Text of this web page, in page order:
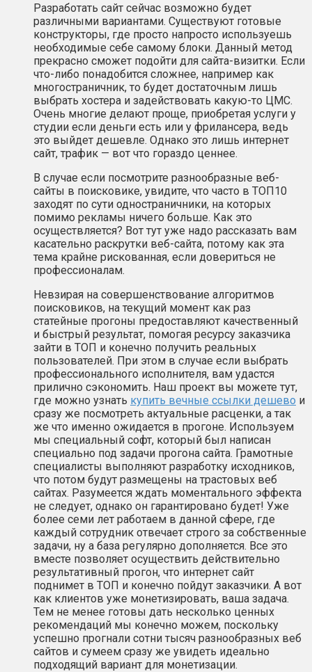
Разработать сайт сейчас возможно будет
различными вариантами. Существуют готовые
конструкторы, где просто напросто используешь
необходимые себе самому блоки. Данный метод
прекрасно сможет подойти для сайта-визитки. Если
что-либо понадобится сложнее, например как
многостраничник, то будет достаточным лишь
выбрать хостера и задействовать какую-то ЦМС.
Очень многие делают проще, приобретая услуги у
студии если деньги есть или у фрилансера, ведь
это выйдет дешевле. Однако это лишь интернет
сайт, трафик — вот что гораздо ценнее.
В случае если посмотрите разнообразные веб-
сайты в поисковике, увидите, что часто в ТОП10
заходят по сути одностраничники, на которых
помимо рекламы ничего больше. Как это
осуществляется? Вот тут уже надо рассказать вам
касательно раскрутки веб-сайта, потому как эта
тема крайне рискованная, если довериться не
профессионалам.
Невзирая на совершенствование алгоритмов
поисковиков, на текущий момент как раз
статейные прогоны предоставляют качественный
и быстрый результат, помогая ресурсу заказчика
зайти в ТОП и конечно получить реальных
пользователей. При этом в случае если выбрать
профессионального исполнителя, вам удастся
прилично сэкономить. Наш проект вы можете тут,
где можно узнать купить вечные ссылки дешево и
сразу же посмотреть актуальные расценки, а так
же что именно ожидается в прогоне. Используем
мы специальный софт, который был написан
специально под задачи прогона сайта. Грамотные
специалисты выполняют разработку исходников,
что потом будут размещены на трастовых веб
сайтах. Разумеется ждать моментального эффекта
не следует, однако он гарантировано будет! Уже
более семи лет работаем в данной сфере, где
каждый сотрудник отвечает строго за собственные
задачи, ну а база регулярно дополняется. Все это
вместе позволяет осуществить действительно
результативный прогон, что интернет сайт
поднимет в ТОП и конечно пойдут заказчики. А вот
как клиентов уже монетизировать, ваша задача.
Тем не менее готовы дать несколько ценных
рекомендаций мы конечно можем, поскольку
успешно прогнали сотни тысяч разнообразных веб
сайтов и сумеем сразу же увидеть идеально
подходящий вариант для монетизации.